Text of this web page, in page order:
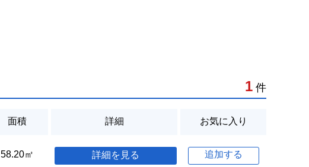
1 件
面積 詳細 お気に入り
58.20㎡ 詳細を見る 追加する